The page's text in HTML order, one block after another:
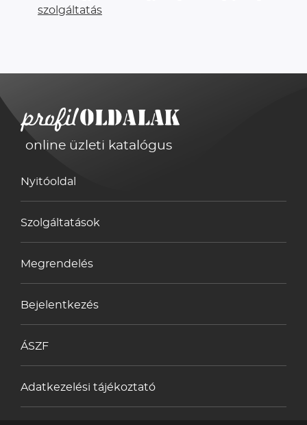
szolgáltatás
online üzleti katalógus
Nyitóoldal
Szolgáltatások
Megrendelés
Bejelentkezés
ÁSZF
Adatkezelési tájékoztató